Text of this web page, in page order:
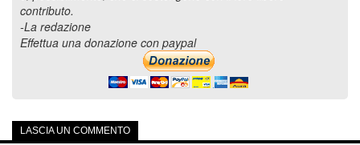
contributo.
-La redazione
Effettua una donazione con paypal
LASCIA UN COMMENTO